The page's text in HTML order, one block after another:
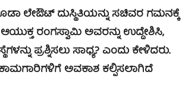
ಲೇಔಟ್ ದುಸ್ಥಿತಿಯನ್ನು ಸಚಿವರ ಗಮನಕ್ಕೆ
ರಂಗಸ್ವಾಮಿ ಅವರನ್ನು ಉದ್ದೇಶಿಸಿ,
ಪ್ರಶ್ನಿಸಲು ಸಾಧ್ಯ? ಎಂದು ಕೇಳಿದರು.
ಅವಕಾಶ ಕಲ್ಪಿಸಲಾಗಿದೆ